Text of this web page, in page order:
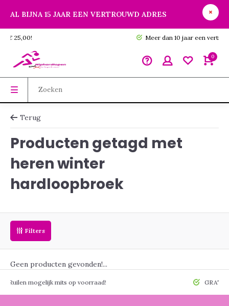
AL BIJNA 15 JAAR EEN VERTROUWD ADRES
GRATIS verzending vanaf € 25,00!
0
Terug
Producten getagd met
heren winter
hardloopbroek
Filters
Geen producten gevonden!...
mits op voorraad! GRATIS